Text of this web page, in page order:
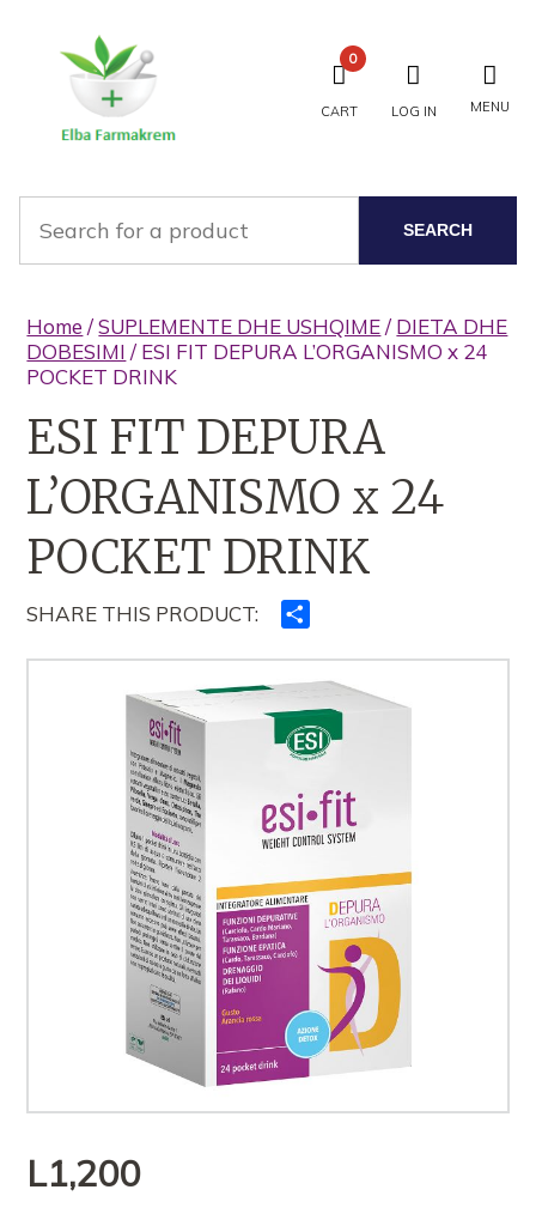
CART
0
LOG IN MENU
SEARCH
Home /SUPLEMENTE DHE USHQIME/ DIETA DHE
DOBESIMI / ESI FIT DEPURA L’ORGANISMO x 24
POCKET DRINK
ESI FIT DEPURA
L’ORGANISMO x 24
POCKET DRINK
SHARE THIS PRODUCT:
tjerët
L1,200